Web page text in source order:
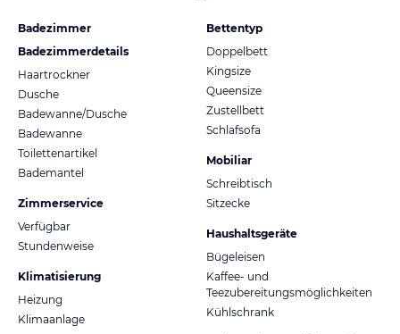
Badezimmer
Badezimmerdetails
Haartrockner
Dusche
Badewanne/Dusche
Badewanne
Toilettenartikel
Bademantel
Zimmerservice
Verfügbar
Stundenweise
Klimatisierung
Heizung
Klimaanlage
Bettentyp
Doppelbett
Kingsize
Queensize
Zustellbett
Schlafsofa
Mobiliar
Schreibtisch
Sitzecke
Haushaltsgeräte
Bügeleisen
Kaffee- und
Teezubereitungsmöglichkeiten
Kühlschrank